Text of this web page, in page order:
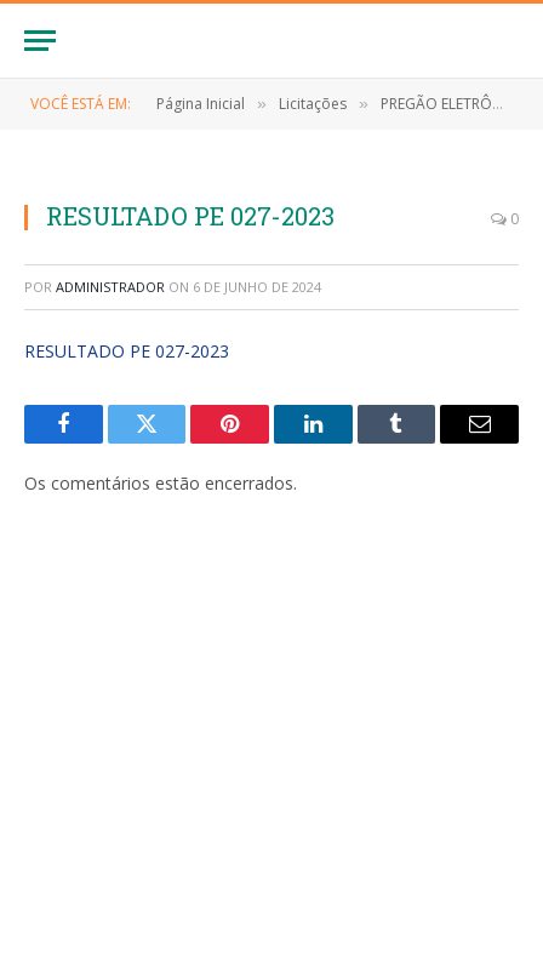
VOCÊ ESTÁ EM: Página Inicial » Licitações » PREGÃO ELETRÔNICO Nº 027/2023-SRP (CONTRATAÇÃO DE EMPRESA ESPECIALIZADA PARA O FORNECIMENTO DE MATERIAIS DE LIMPEZA E HIGIENE PESSOAL PARA ATENDER AS NECESSIDADES, DA SECRETARIA MUNICIPAL DE SAÚDE DO MUNICÍPIO DE ANAPURUS/MA)
RESULTADO PE 027-2023 0
POR ADMINISTRADOR ON 6 DE JUNHO DE 2024
RESULTADO PE 027-2023
FacebookTwitter Pinterest LinkedInTumblr
E-
Os comentários estão encerrados.